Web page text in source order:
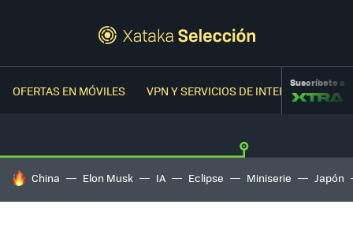
OFERTAS EN MÓVILES VPN Y SERVICIOS DE INTERNETSuscríbete a
HOY SE HABLA DE
China Elon Musk IA Eclipse Miniserie Japón